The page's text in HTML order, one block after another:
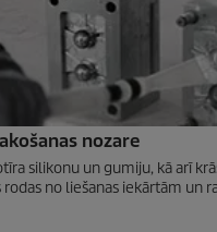
nozare
silikonu un gumiju, kā arī
no liešanas iekārtām un